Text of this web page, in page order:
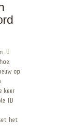
U
op
keer
ID
het